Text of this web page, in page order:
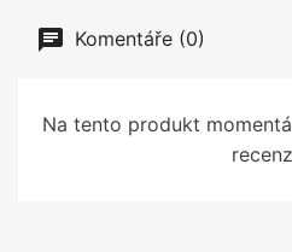
Komentáře (0)
Na tento produkt